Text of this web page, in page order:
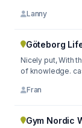
Lanny
Göteborg
Nicely put, With
of knowledge.
Fran
Gym Nordic